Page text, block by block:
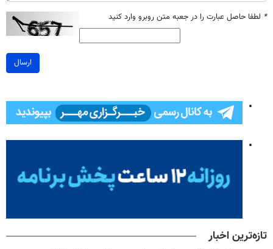
* لطفا حاصل عبارت را در جعبه متن روبرو وارد کنید
ارسال
تازه‌ترین اخبار